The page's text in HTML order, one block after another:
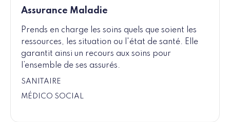
Assurance Maladie
Prends en charge les soins quels que soient les
ressources, les situation ou l'état de santé. Elle
garantit ainsi un recours aux soins pour
l’ensemble de ses assurés.
SANITAIRE
MÉDICO SOCIAL